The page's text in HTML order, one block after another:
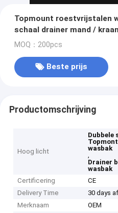
Topmount roestvrijstalen
schaal drainer mand /
MOQ：200pcs
Beste prijs
Productomschrijving
Hoog licht
Dubbele
wasbak
,
Drainer
wasbak
Certificering
CE
Delivery Time
30 days
Merknaam
OEM